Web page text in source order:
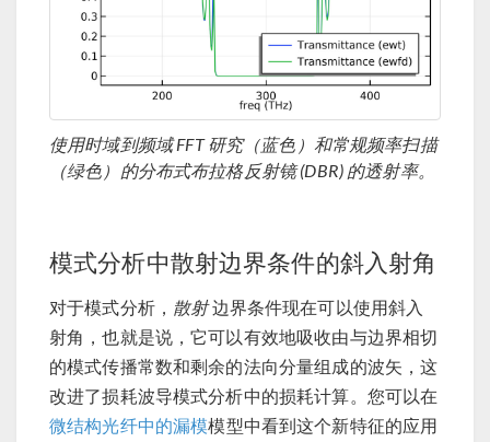
使用时域到频域 FFT 研究（蓝色）和常规频率扫描
（绿色）的分布式布拉格反射镜 (DBR) 的透射率。
模式分析中散射边界条件的斜入射角
对于模式分析， 散射边界条件现在可以使用斜入
射角，也就是说，它可以有效地吸收由与边界相切
的模式传播常数和剩余的法向分量组成的波矢，这
改进了损耗波导模式分析中的损耗计算。您可以在
微结构光纤中的漏模模型中看到这个新特征的应用